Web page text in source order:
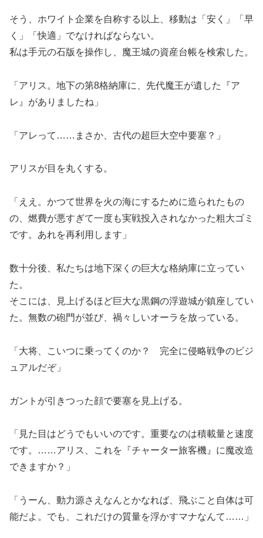
そう、ホワイト企業を自称する以上、移動は「安く」「早
く」「快適」でなければならない。
私は手元の石版を操作し、魔王城の資産台帳を検索した。
「アリス。地下の第8格納庫に、先代魔王が遺した『ア
レ』がありましたね」
「アレって……まさか、古代の超巨大空中要塞？」
アリスが目を丸くする。
「ええ。かつて世界を火の海にするために造られたもの
の、燃費が悪すぎて一度も実戦投入されなかった粗大ゴミ
です。あれを再利用します」
数十分後、私たちは地下深くの巨大な格納庫に立ってい
た。
そこには、見上げるほど巨大な黒鋼の浮遊城が鎮座してい
た。無数の砲門が並び、禍々しいオーラを放っている。
「大将、こいつに乗ってくのか？ 完全に侵略戦争のビジ
ュアルだぞ」
ガントが引きつった顔で要塞を見上げる。
「見た目はどうでもいいのです。重要なのは積載量と速度
です。……アリス、これを『チャーター旅客機』に魔改造
できますか？」
「うーん、動力源さえなんとかなれば、飛ぶこと自体は可
能だよ。でも、これだけの質量を浮かすマナなんて……」